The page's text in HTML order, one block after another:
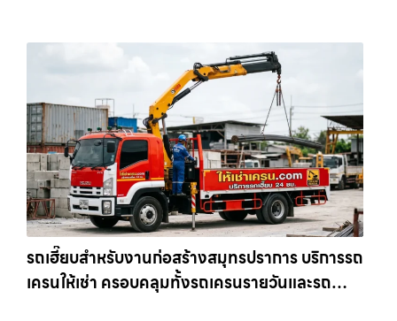
รถเฮี๊ยบสำหรับงานก่อสร้างสมุทรปราการ บริการรถ
เครนให้เช่า ครอบคลุมทั้งรถเครนรายวันและรถ